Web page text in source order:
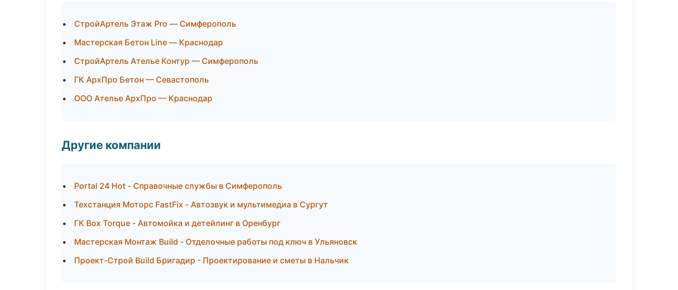
СтройАртель Этаж Pro — Симферополь
Мастерская Бетон Line — Краснодар
СтройАртель Ателье Контур — Симферополь
ГК АрхПро Бетон — Севастополь
ООО Ателье АрхПро — Краснодар
Другие компании
Portal 24 Hot - Справочные службы в Симферополь
Техстанция Моторс FastFix - Автозвук и мультимедиа в Сургут
ГК Box Torque - Автомойка и детейлинг в Оренбург
Мастерская Монтаж Build - Отделочные работы под ключ в Ульяновск
Проект-Строй Build Бригадир - Проектирование и сметы в Нальчик